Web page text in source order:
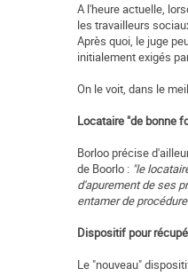
A l'heure actuelle,
les travailleurs
Après quoi, le juge
initialement exigés
On le voit, dans le
Locataire "de bonne
Borloo précise
de Boorlo : "le
d'apurement de ses
entamer de
Dispositif pour
Le "nouveau"